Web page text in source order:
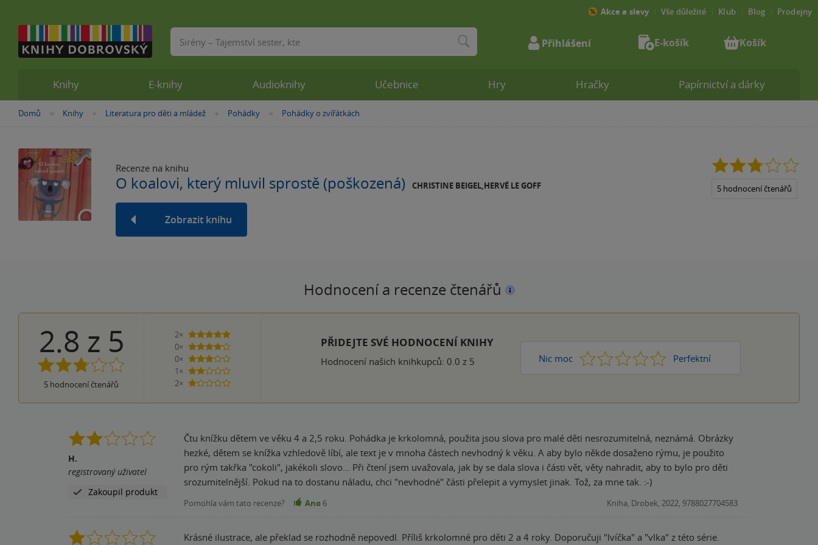
Nacházíte
Domů »
Knihy »
Literatura pro děti a mládež »Pohádky »Pohádky o zvířátkách
Recenze na knihu
O koalovi, který mluvil sprostě (poškozená) CHRISTINE BEIGEL,HERVÉ LE GOFF
Zobrazit knihu
2.8
5 hodnocení čtenářů
Hodnocení a recenze čtenářů
2.8 z 5
5 hodnocení čtenářů
2×
5 hvězdiček
0×
4 hvězdičky
0×
3 hvězdičky
1×
2 hvězdičky
2×
1 hvezdička
PŘIDEJTE SVÉ HODNOCENÍ KNIHY
Hodnocení našich knihkupců: 0.0 z 5 Nic moc 1 2 3 4 Perfektní
5
H.
registrovaný uživatel
Zakoupil produkt
Čtu knížku dětem ve věku 4 a 2,5 roku. Pohádka je krkolomná, použita jsou slova pro malé děti nesrozumitelná, neznámá. Obrázky
hezké, dětem se knížka vzhledově líbí, ale text je v mnoha částech nevhodný k věku. A aby bylo někde dosaženo rýmu, je použito
pro rým takřka "cokoli", jakékoli slovo... Při čtení jsem uvažovala, jak by se dala slova i části vět, věty nahradit, aby to bylo pro děti
srozumitelnější. Pokud na to dostanu náladu, chci "nevhodné" části přelepit a vymyslet jinak. Tož, za mne tak. :-)
Pomohla vám tato recenze? Ano 6 Kniha, Drobek, 2022, 9788027704583
Krásné ilustrace, ale překlad se rozhodně nepovedl. Příliš krkolomné pro děti 2 a 4 roky. Doporučuji "lvíčka" a "vlka" z této série.
Knihy E-knihy Audioknihy Učebnice Hry Hračky Papírnictví a dárky
Akce a slevy Vše důležité Klub Blog Prodejny
Vyhledávání Přihlášení E-košík Košík